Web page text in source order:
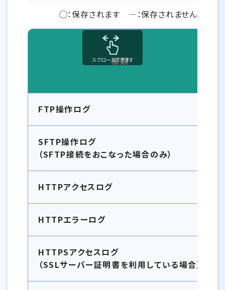
◯：保存されます ―：保存されません
種類
FTP操作ログ
SFTP操作ログ
（SFTP接続をおこなった場合のみ）
HTTPアクセスログ
HTTPエラーログ
HTTPSアクセスログ
（SSLサーバー証明書を利用している場合）
スクロールできます